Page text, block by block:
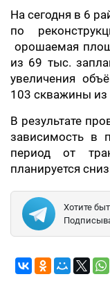
На сегодня в 6
по
орошаемая
из 69 тыс.
увеличения
103 скважины из
В результате
зависимость в
период от
планируется
Хотите